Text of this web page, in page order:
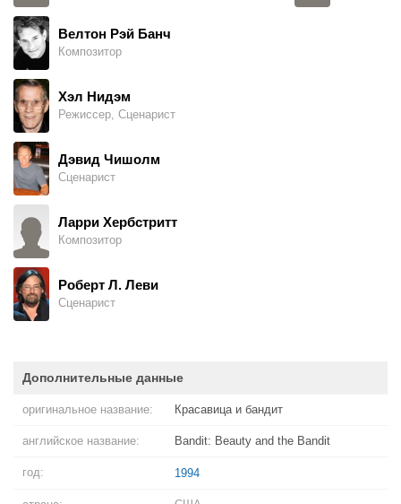
Велтон Рэй Банч
Композитор
Хэл Нидэм
Режиссер, Сценарист
Дэвид Чишолм
Сценарист
Ларри Хербстритт
Композитор
Роберт Л. Леви
Сценарист
Дополнительные данные
оригинальное название: Красавица и бандит
английское название: Bandit: Beauty and the Bandit
год: 1994